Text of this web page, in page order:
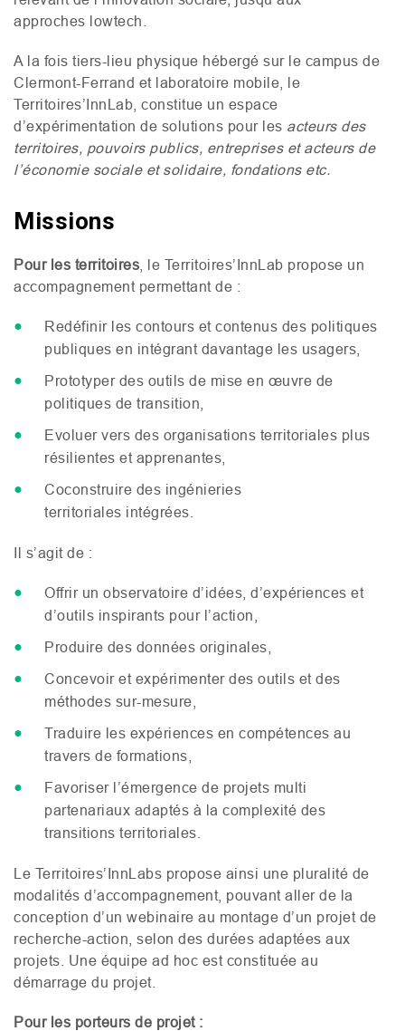
approches lowtech.
A la fois tiers-lieu physique hébergé sur le campus de
Clermont-Ferrand et laboratoire mobile, le
Territoires’InnLab, constitue un espace
d’expérimentation de solutions pour les acteurs des
territoires, pouvoirs publics, entreprises et acteurs de
l’économie sociale et solidaire, fondations etc.
Missions
Pour les territoires , le Territoires’InnLab propose un
accompagnement permettant de :
Redéfinir les contours et contenus des politiques
publiques en intégrant davantage les usagers,
Prototyper des outils de mise en œuvre de
politiques de transition,
Evoluer vers des organisations territoriales plus
résilientes et apprenantes,
Coconstruire des ingénieries
territoriales intégrées.
Il s’agit de :
Offrir un observatoire d’idées, d’expériences et
d’outils inspirants pour l’action,
Produire des données originales,
Concevoir et expérimenter des outils et des
méthodes sur-mesure,
Traduire les expériences en compétences au
travers de formations,
Favoriser l’émergence de projets multi
partenariaux adaptés à la complexité des
transitions territoriales.
Le Territoires’InnLabs propose ainsi une pluralité de
modalités d’accompagnement, pouvant aller de la
conception d’un webinaire au montage d’un projet de
recherche-action, selon des durées adaptées aux
projets. Une équipe ad hoc est constituée au
démarrage du projet.
Pour les porteurs de projet :